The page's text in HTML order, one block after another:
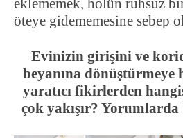
öteye gidememesine sebep
Evinizin girişini ve
beyanına dönüştürmeye
yaratıcı fikirlerden
çok yakışır?